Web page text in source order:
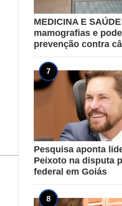
MEDICINA E
mamografias e
prevenção contra
Pesquisa aponta
Peixoto na disputa
federal em Goiás